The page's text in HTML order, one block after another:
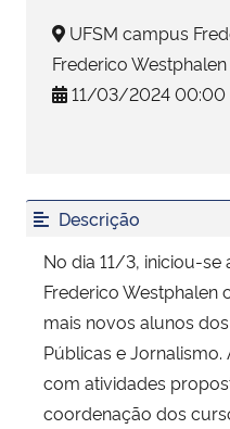
Secretaria de Governo
Advocacia-Geral da União
UFSM campus
Frederico Westphalen
11/03/2024
Descrição
No dia 11/3, iniciou-se
Frederico Westphalen
mais novos alunos
Públicas e
com atividades
coordenação dos